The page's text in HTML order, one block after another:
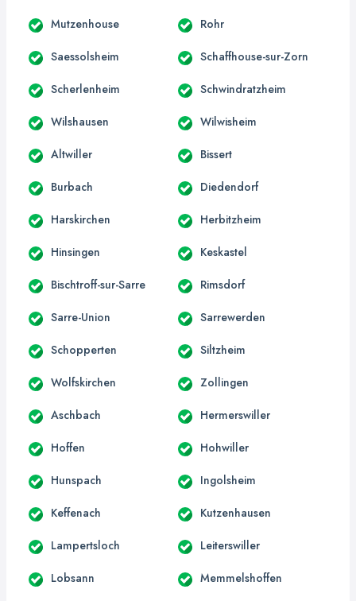
Mutzenhouse Rohr
Saessolsheim Schaffhouse-sur-Zorn
Scherlenheim Schwindratzheim
Wilshausen Wilwisheim
Altwiller Bissert
Burbach Diedendorf
Harskirchen Herbitzheim
Hinsingen Keskastel
Bischtroff-sur-Sarre Rimsdorf
Sarre-Union Sarrewerden
Schopperten Siltzheim
Wolfskirchen Zollingen
Aschbach Hermerswiller
Hoffen Hohwiller
Hunspach Ingolsheim
Keffenach Kutzenhausen
Lampertsloch Leiterswiller
Lobsann Memmelshoffen